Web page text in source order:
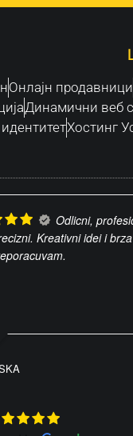
Oнлајн продавници
Динамични веб
Хостинг
Odlicni,
Kreativni idei i